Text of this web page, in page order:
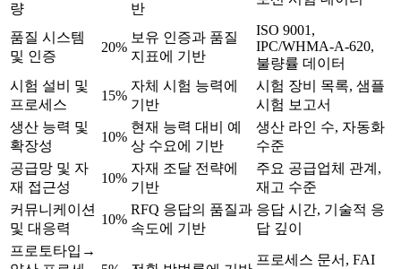
량
반
품질 시스템
및 인증
20%
보유 인증과 품질
지표에 기반
ISO 9001,
IPC/WHMA-A-620,
불량률 데이터
시험 설비 및
프로세스
15%
자체 시험 능력에
기반
시험 장비 목록, 샘플
시험 보고서
생산 능력 및
확장성
10%
현재 능력 대비 예
상 수요에 기반
생산 라인 수, 자동화
수준
공급망 및 자
재 접근성
10%
자재 조달 전략에
기반
주요 공급업체 관계,
재고 수준
커뮤니케이션
및 대응력
10%
RFQ 응답의 품질과
속도에 기반
응답 시간, 기술적 응
답 깊이
프로토타입→
프로세스 문서, FAI